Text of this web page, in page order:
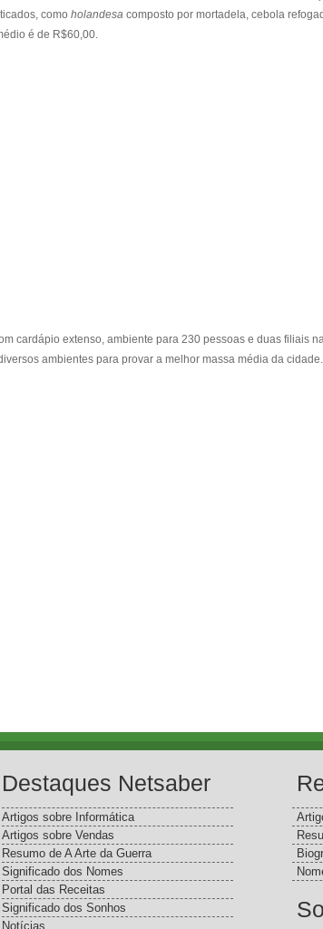
como holandesa composto por mortadela, cebola
é de R$60,00.
cardápio extenso, ambiente para 230 pessoas e duas filiais
ambientes para provar a melhor massa média da cidade.
Destaques Netsaber
Artigos sobre Informática
Artigos sobre Vendas
Resumo de A Arte da Guerra
Significado dos Nomes
Portal das Receitas
Significado dos Sonhos
Notícias